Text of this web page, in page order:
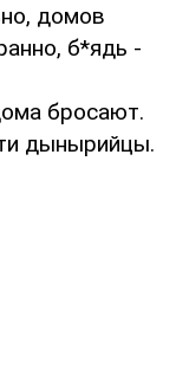
домов
б*ядь -
бросают.
дынырийцы.